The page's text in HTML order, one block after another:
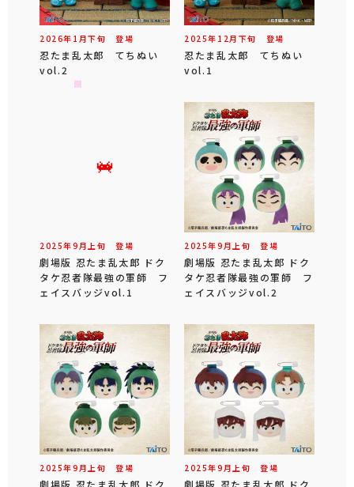
2026年 1 月下旬 登場
忍たま乱太郎 てちぬい
vol.2
2025年 12 月 下旬 登場
忍たま乱太郎 てちぬい
vol.1
2025年9 月 上旬 登場
劇場版 忍たま乱太郎 ドク
タケ忍者隊最強の軍師 フ
ェイスバッジvol.1
2025年9 月 上旬 登場
劇場版 忍たま乱太郎 ドク
タケ忍者隊最強の軍師 フ
ェイスバッジvol.2
2025年9 月 上旬 登場 2025年9 月 上旬 登場